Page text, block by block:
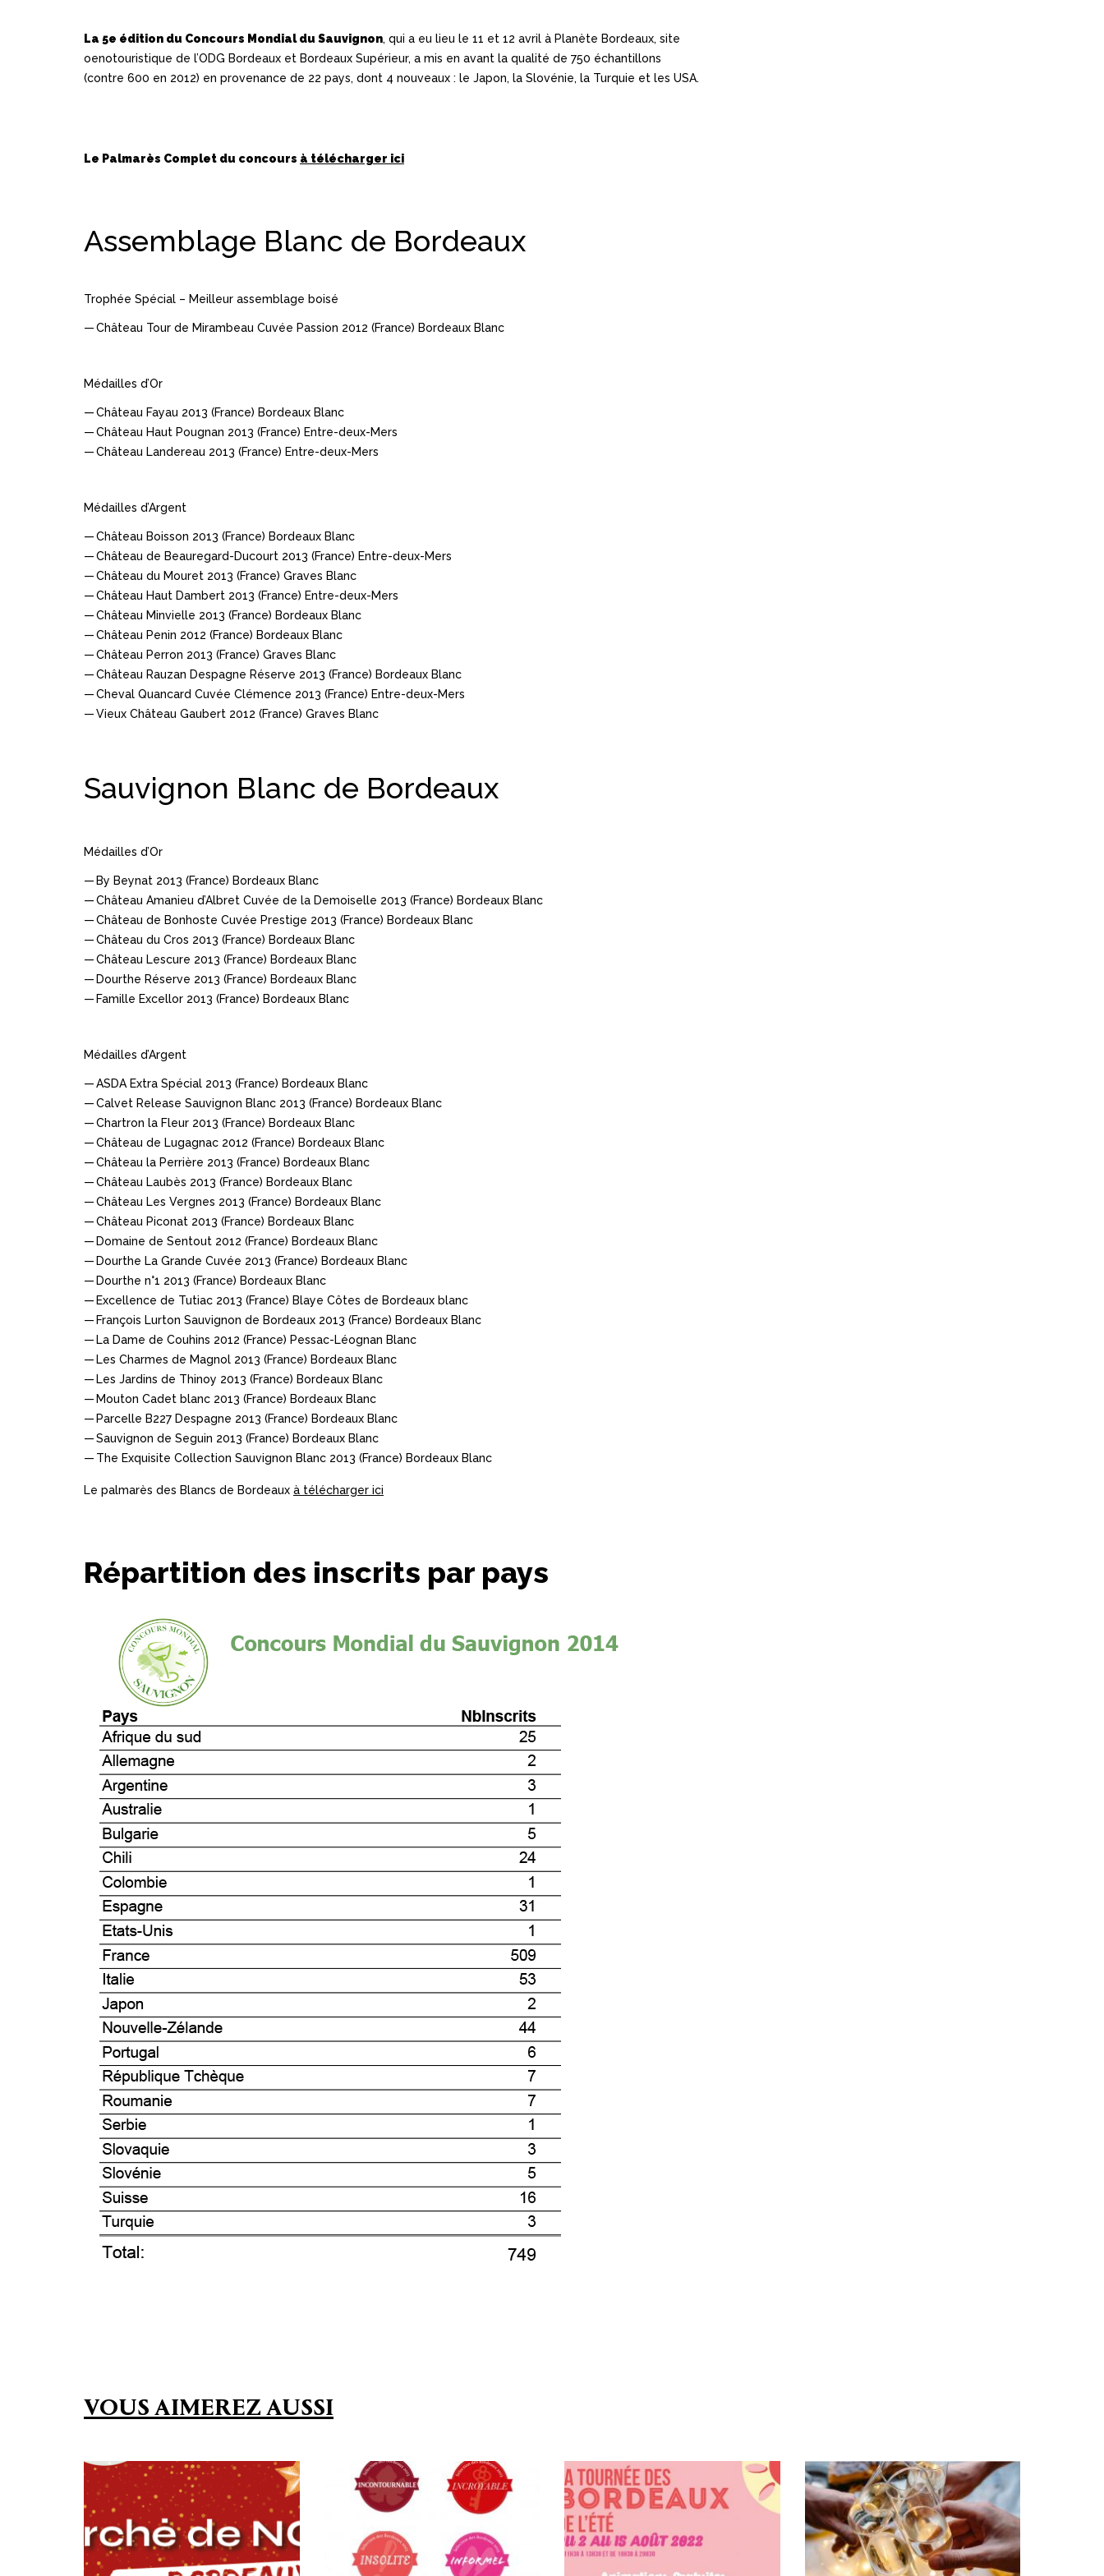
La 5e édition du Concours Mondial du Sauvignon, qui a eu lieu le 11 et 12 avril à Planète Bordeaux, site
oenotouristique de l’ODG Bordeaux et Bordeaux Supérieur, a mis en avant la qualité de 750 échantillons
(contre 600 en 2012) en provenance de 22 pays, dont 4 nouveaux : le Japon, la Slovénie, la Turquie et les USA.
Le Palmarès Complet du concours à télécharger ici
Assemblage Blanc de Bordeaux
Trophée Spécial – Meilleur assemblage boisé
Château Tour de Mirambeau Cuvée Passion 2012 (France) Bordeaux Blanc
Médailles d’Or
Château Fayau 2013 (France) Bordeaux Blanc
Château Haut Pougnan 2013 (France) Entre-deux-Mers
Château Landereau 2013 (France) Entre-deux-Mers
Médailles d’Argent
Château Boisson 2013 (France) Bordeaux Blanc
Château de Beauregard-Ducourt 2013 (France) Entre-deux-Mers
Château du Mouret 2013 (France) Graves Blanc
Château Haut Dambert 2013 (France) Entre-deux-Mers
Château Minvielle 2013 (France) Bordeaux Blanc
Château Penin 2012 (France) Bordeaux Blanc
Château Perron 2013 (France) Graves Blanc
Château Rauzan Despagne Réserve 2013 (France) Bordeaux Blanc
Cheval Quancard Cuvée Clémence 2013 (France) Entre-deux-Mers
Vieux Château Gaubert 2012 (France) Graves Blanc
Sauvignon Blanc de Bordeaux
Médailles d’Or
By Beynat 2013 (France) Bordeaux Blanc
Château Amanieu d’Albret Cuvée de la Demoiselle 2013 (France) Bordeaux Blanc
Château de Bonhoste Cuvée Prestige 2013 (France) Bordeaux Blanc
Château du Cros 2013 (France) Bordeaux Blanc
Château Lescure 2013 (France) Bordeaux Blanc
Dourthe Réserve 2013 (France) Bordeaux Blanc
Famille Excellor 2013 (France) Bordeaux Blanc
Médailles d’Argent
ASDA Extra Spécial 2013 (France) Bordeaux Blanc
Calvet Release Sauvignon Blanc 2013 (France) Bordeaux Blanc
Chartron la Fleur 2013 (France) Bordeaux Blanc
Château de Lugagnac 2012 (France) Bordeaux Blanc
Château la Perrière 2013 (France) Bordeaux Blanc
Château Laubès 2013 (France) Bordeaux Blanc
Château Les Vergnes 2013 (France) Bordeaux Blanc
Château Piconat 2013 (France) Bordeaux Blanc
Domaine de Sentout 2012 (France) Bordeaux Blanc
Dourthe La Grande Cuvée 2013 (France) Bordeaux Blanc
Dourthe n°1 2013 (France) Bordeaux Blanc
Excellence de Tutiac 2013 (France) Blaye Côtes de Bordeaux blanc
François Lurton Sauvignon de Bordeaux 2013 (France) Bordeaux Blanc
La Dame de Couhins 2012 (France) Pessac-Léognan Blanc
Les Charmes de Magnol 2013 (France) Bordeaux Blanc
Les Jardins de Thinoy 2013 (France) Bordeaux Blanc
Mouton Cadet blanc 2013 (France) Bordeaux Blanc
Parcelle B227 Despagne 2013 (France) Bordeaux Blanc
Sauvignon de Seguin 2013 (France) Bordeaux Blanc
The Exquisite Collection Sauvignon Blanc 2013 (France) Bordeaux Blanc
Le palmarès des Blancs de Bordeaux à télécharger ici
Répartition des inscrits par pays
VOUS AIMEREZ AUSSI